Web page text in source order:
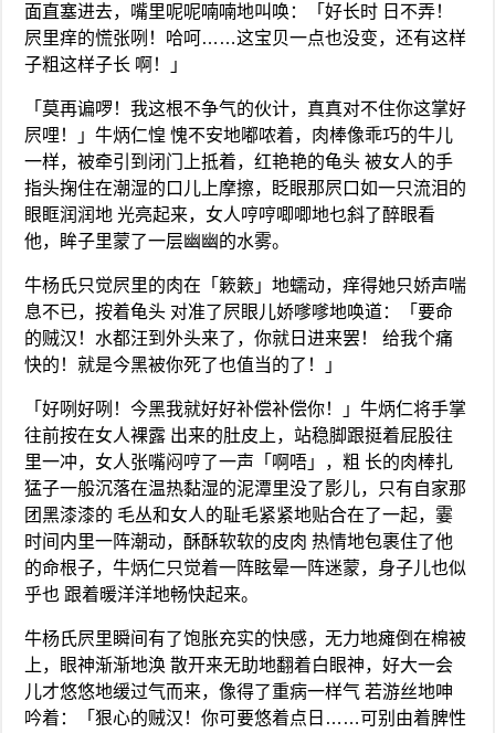
面直塞进去，嘴里呢呢喃喃地叫唤：「好长时 日不弄！
屄里痒的慌张咧！哈呵……这宝贝一点也没变，还有这样
子粗这样子长 啊！」
「莫再谝啰！我这根不争气的伙计，真真对不住你这掌好
屄哩！」牛炳仁惶 愧不安地嘟哝着，肉棒像乖巧的牛儿
一样，被牵引到闭门上抵着，红艳艳的龟头 被女人的手
指头掬住在潮湿的口儿上摩擦，眨眼那屄口如一只流泪的
眼眶润润地 光亮起来，女人哼哼唧唧地乜斜了醉眼看
他，眸子里蒙了一层幽幽的水雾。
牛杨氏只觉屄里的肉在「簌簌」地蠕动，痒得她只娇声喘
息不已，按着龟头 对准了屄眼儿娇嗲嗲地唤道：「要命
的贼汉！水都汪到外头来了，你就日进来罢！ 给我个痛
快的！就是今黑被你死了也值当的了！」
「好咧好咧！今黑我就好好补偿补偿你！」牛炳仁将手掌
往前按在女人裸露 出来的肚皮上，站稳脚跟挺着屁股往
里一冲，女人张嘴闷哼了一声「啊唔」，粗 长的肉棒扎
猛子一般沉落在温热黏湿的泥潭里没了影儿，只有自家那
团黑漆漆的 毛丛和女人的耻毛紧紧地贴合在了一起，霎
时间内里一阵潮动，酥酥软软的皮肉 热情地包裹住了他
的命根子，牛炳仁只觉着一阵眩晕一阵迷蒙，身子儿也似
乎也 跟着暖洋洋地畅快起来。
牛杨氏屄里瞬间有了饱胀充实的快感，无力地瘫倒在棉被
上，眼神渐渐地涣 散开来无助地翻着白眼神，好大一会
儿才悠悠地缓过气而来，像得了重病一样气 若游丝地呻
吟着：「狠心的贼汉！你可要悠着点日……可别由着脾性